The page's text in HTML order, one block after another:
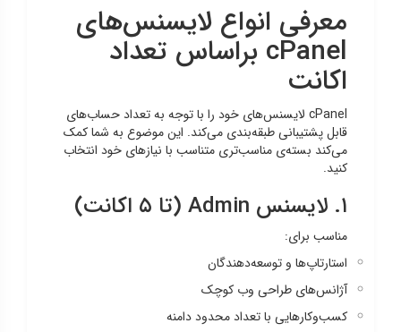
معرفی انواع لایسنس‌های
cPanel براساس تعداد
اکانت
cPanel لایسنس‌های خود را با توجه به تعداد حساب‌های
قابل پشتیبانی طبقه‌بندی می‌کند. این موضوع به شما کمک
می‌کند بسته‌ی مناسب‌تری متناسب با نیازهای خود انتخاب
کنید.
۱. لایسنس Admin (تا ۵ اکانت)
مناسب برای:
استارتاپ‌ها و توسعه‌دهندگان
آژانس‌های طراحی وب کوچک
کسب‌وکارهایی با تعداد محدود دامنه